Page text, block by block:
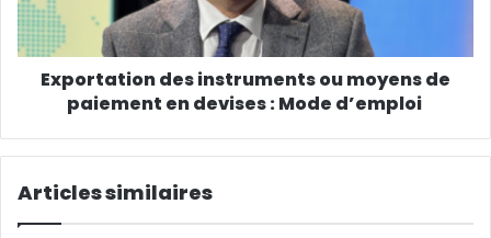
Exportation des instruments ou moyens de
paiement en devises : Mode d’emploi
Articles similaires